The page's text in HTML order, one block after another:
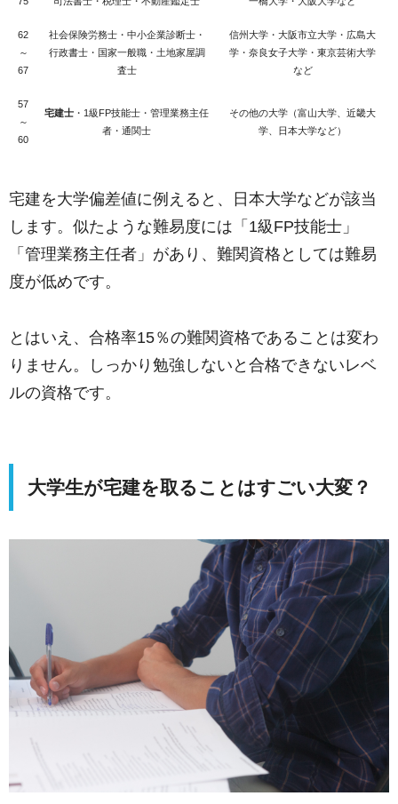
62
～
67
社会保険労務士・中小企業診断士・
行政書士・国家一般職・土地家屋調
査士
信州大学・大阪市立大学・広島大
学・奈良女子大学・東京芸術大学
など
57
～
60
宅建士 ・1級FP技能士・管理業務主任
者・通関士
その他の大学（富山大学、近畿大
学、日本大学など）
宅建を大学偏差値に例えると、日本大学などが該当
します。似たような難易度には「1級FP技能士」
「管理業務主任者」があり、難関資格としては難易
度が低めです。
とはいえ、合格率15％の難関資格であることは変わ
りません。しっかり勉強しないと合格できないレベ
ルの資格です。
大学生が宅建を取ることはすごい大変？